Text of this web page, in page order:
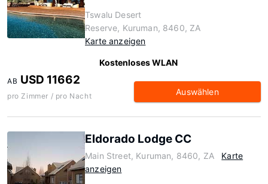
Tswalu Desert
Reserve, Kuruman, 8460, ZA
Karte anzeigen
Kostenloses WLAN
AB USD 11662
pro Zimmer / pro Nacht Auswählen
Eldorado Lodge CC
Main Street, Kuruman, 8460, ZA
Karte
anzeigen